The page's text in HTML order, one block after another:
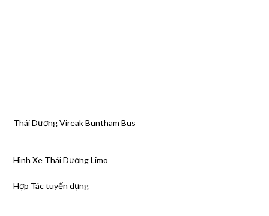
Thái Dương Vireak Buntham Bus
Hình Xe Thái Dương Limo
Hợp Tác tuyển dụng